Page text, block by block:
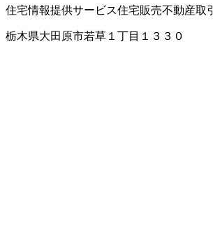
住宅情報提供サービス住宅販売不動産取引
栃木県大田原市若草１丁目１３３０